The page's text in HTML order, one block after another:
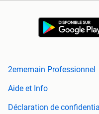
2ememain Professionnel
Aide et Info
Déclaration de